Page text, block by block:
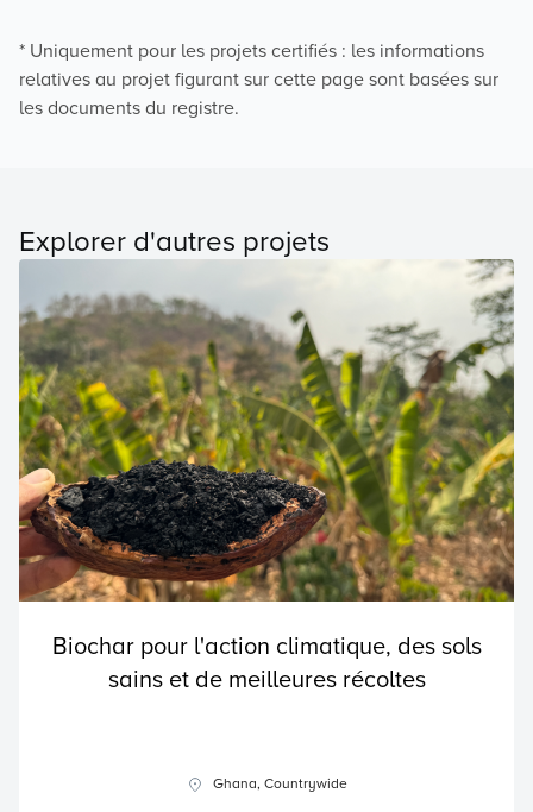
* Uniquement pour les projets certifiés : les informations
relatives au projet figurant sur cette page sont basées sur
les documents du registre.
Explorer d'autres projets
Biochar pour l'action climatique, des sols
sains et de meilleures récoltes
Ghana, Countrywide